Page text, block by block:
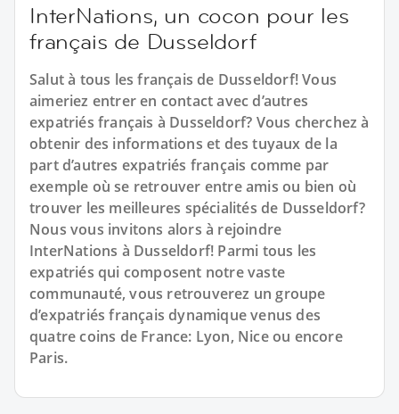
InterNations, un cocon pour les
français de Dusseldorf
Salut à tous les français de Dusseldorf! Vous
aimeriez entrer en contact avec d’autres
expatriés français à Dusseldorf? Vous cherchez à
obtenir des informations et des tuyaux de la
part d’autres expatriés français comme par
exemple où se retrouver entre amis ou bien où
trouver les meilleures spécialités de Dusseldorf?
Nous vous invitons alors à rejoindre
InterNations à Dusseldorf! Parmi tous les
expatriés qui composent notre vaste
communauté, vous retrouverez un groupe
d’expatriés français dynamique venus des
quatre coins de France: Lyon, Nice ou encore
Paris.